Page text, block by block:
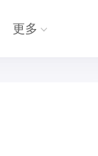
更多